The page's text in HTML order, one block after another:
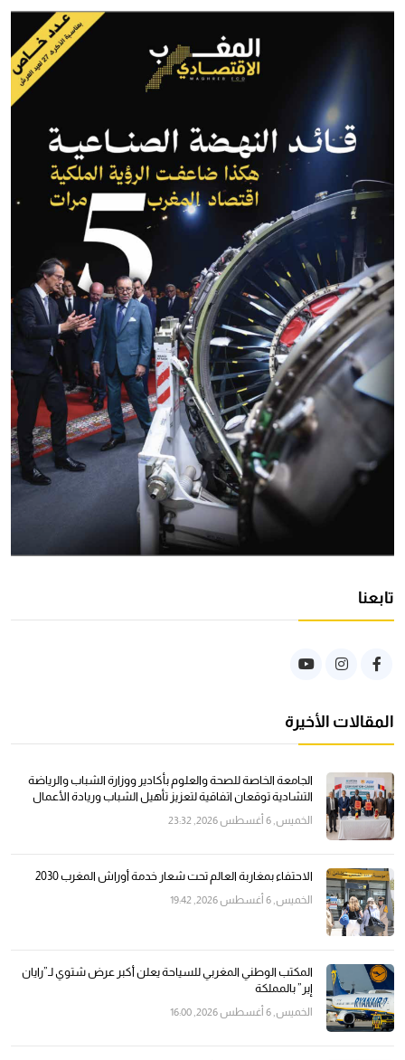
تابعنا
المقالات الأخيرة
الجامعة الخاصة للصحة والعلوم بأكادير ووزارة الشباب والرياضة
التشادية توقعان اتفاقية لتعزيز تأهيل الشباب وريادة الأعمال
الخميس, 6 أغسطس 2026, 23:32
الاحتفاء بمغاربة العالم تحت شعار خدمة أوراش المغرب 2030
الخميس, 6 أغسطس 2026, 19:42
المكتب الوطني المغربي للسياحة يعلن أكبر عرض شتوي لـ”رايان
إير” بالمملكة
الخميس, 6 أغسطس 2026, 16:00